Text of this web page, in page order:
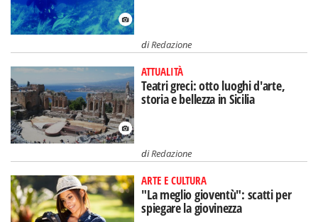
diRedazione
ATTUALITÀ
Teatri greci: otto luoghi d'arte,
storia e bellezza in Sicilia
diRedazione
ARTE E CULTURA
"La meglio gioventù": scatti per
spiegare la giovinezza